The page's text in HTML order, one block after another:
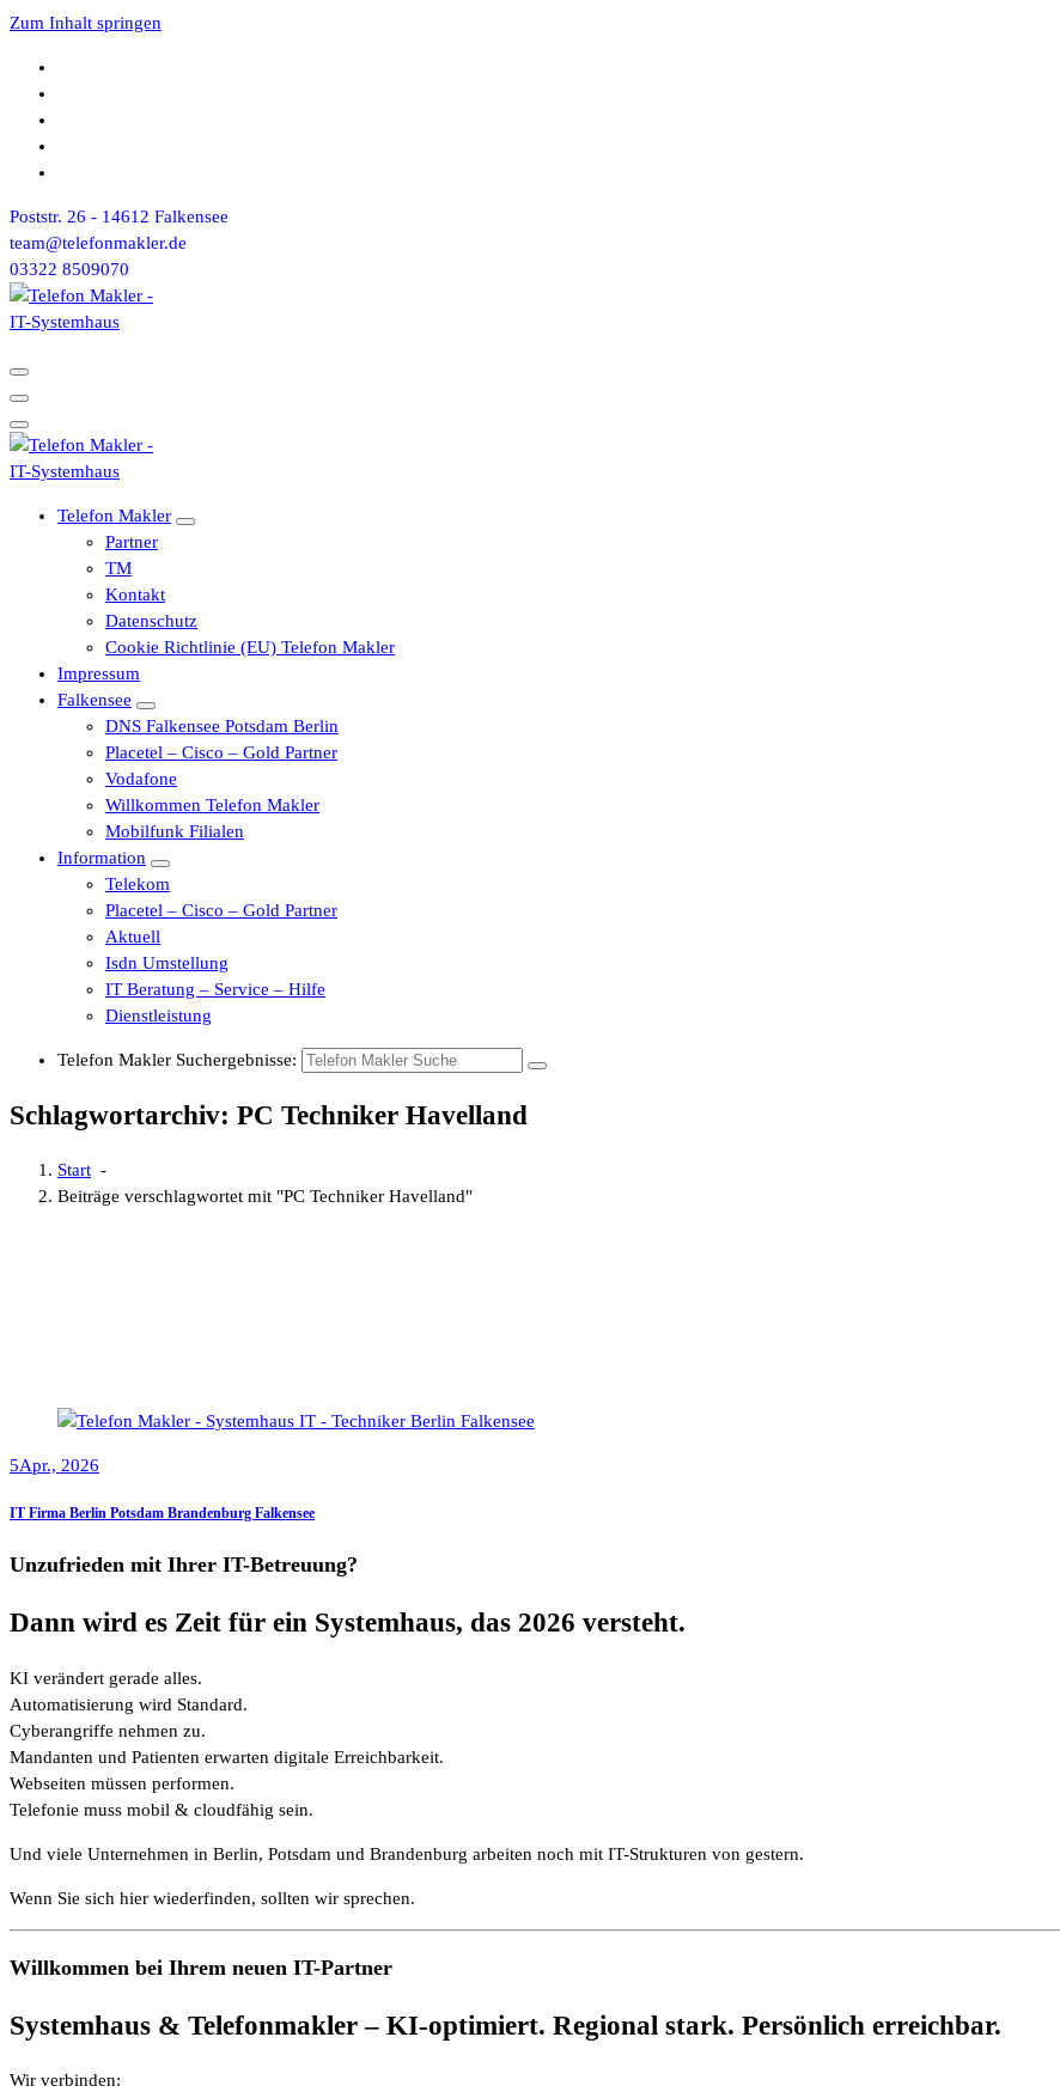
Zum Inhalt springen
Poststr. 26 - 14612 Falkensee
team@telefonmakler.de
03322 8509070
Telefon Makler
Partner
TM
Kontakt
Datenschutz
Cookie Richtlinie (EU) Telefon Makler
Impressum
Falkensee
DNS Falkensee Potsdam Berlin
Placetel – Cisco – Gold Partner
Vodafone
Willkommen Telefon Makler
Mobilfunk Filialen
Information
Telekom
Placetel – Cisco – Gold Partner
Aktuell
Isdn Umstellung
IT Beratung – Service – Hilfe
Dienstleistung
Telefon Makler Suchergebnisse:
Schlagwortarchiv: PC Techniker Havelland
Start -
Beiträge verschlagwortet mit "PC Techniker Havelland"
5Apr., 2026
IT Firma Berlin Potsdam Brandenburg Falkensee
Unzufrieden mit Ihrer IT-Betreuung?
Dann wird es Zeit für ein Systemhaus, das 2026 versteht.
KI verändert gerade alles.
Automatisierung wird Standard.
Cyberangriffe nehmen zu.
Mandanten und Patienten erwarten digitale Erreichbarkeit.
Webseiten müssen performen.
Telefonie muss mobil & cloudfähig sein.
Und viele Unternehmen in Berlin, Potsdam und Brandenburg arbeiten noch mit IT-Strukturen von gestern.
Wenn Sie sich hier wiederfinden, sollten wir sprechen.
Willkommen bei Ihrem neuen IT-Partner
Systemhaus & Telefonmakler – KI-optimiert. Regional stark. Persönlich erreichbar.
Wir verbinden: